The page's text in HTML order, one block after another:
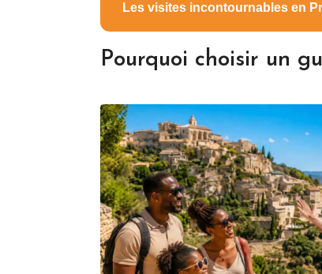
Les visites incontournables en
Pourquoi choisir un